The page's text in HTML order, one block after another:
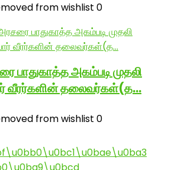
from wishlist 0
பாதுகாத்த அகம்படி முதலி
வீரர்களின் தலைவர்கள்(த…
from wishlist 0